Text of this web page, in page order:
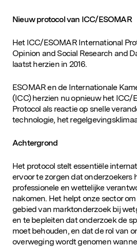
SLUIT JE AAN
Nieuw protocol van ICC/ESOMAR
Het ICC/ESOMAR International
Opinion and Social Research and
laatst herzien in 2016.
ESOMAR en de Internationale
(ICC) herzien nu opnieuw het ICC/
Protocol als reactie op snelle
technologie, het
Achtergrond
Het protocol stelt essentiële
ervoor te zorgen dat onderzoekers
professionele en wettelijke
nakomen. Het helpt onze sector
gebied van marktonderzoek bij
en te bepleiten dat onderzoek de
moet behouden, en dat de rol van
overweging wordt genomen